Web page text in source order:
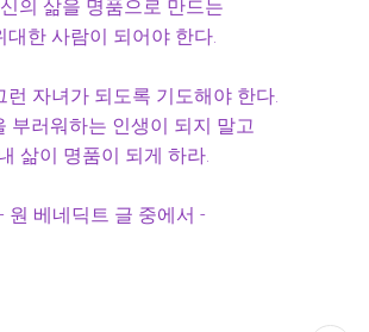
의 삶을 명품으로 만드는
대한 사람이 되어야 한다.
런 자녀가 되도록 기도해야 한다.
부러워하는 인생이 되지 말고
삶이 명품이 되게 하라.
- 원 베네딕트 글 중에서 -